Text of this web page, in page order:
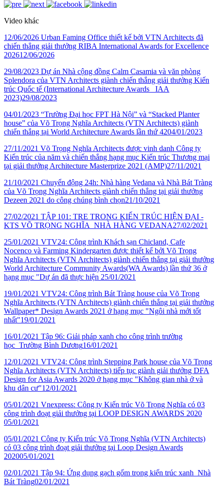
Video khác
12/06/2026 Urban Faming Office thiết kế bởi VTN Architects đã
chiến thẳng giải thưởng RIBA International Awards for Excellence
202612/06/2026
29/08/2023 Dự án Nhà cộng đồng Calm Casamia và văn phòng
Splendora của VTN Architects giành chiến thắng giải thưởng Kiến
trúc Quốc tế (International Architecture Awards _IAA
2023)29/08/2023
04/01/2023 “Trường Đại học FPT Hà Nội” và “Stacked Planter
house” của Võ Trọng Nghĩa Architects (VTN Architects) giành
chiến thắng tại World Architecture Awards lần thứ 4204/01/2023
27/11/2021 Võ Trọng Nghĩa Architects được vinh danh Công ty
Kiến trúc của năm và chiến thắng hạng mục Kiến trúc Thương mại
tại giải thưởng Architecture Masterprize 2021 (AMP)27/11/2021
21/10/2021 Chuyển động 24h: Nhà hàng Vedana và Nhà Bát Tràng
của Võ Trọng Nghĩa Architects giành chiến thắng tại giải thưởng
Dezeen 2021 do công chúng bình chọn21/10/2021
27/02/2021 TẬP 101: TRE TRONG KIẾN TRÚC HIỆN ĐẠI -
KTS VÕ TRỌNG NGHĨA_NHÀ HÀNG VEDANA27/02/2021
25/01/2021 VTV24: Công trình Khách sạn Chicland, Cafe
Nocenco và Farming Kindergarten được thiết kế bởi Võ Trọng
Nghĩa Architects (VTN Architects) giành chiến thắng tại giải thưởng
World Architecture Community Awards(WA Awards) lần thứ 36 ở
hạng mục "Dự án đã thực hiện 25/01/2021
19/01/2021 VTV24: Công trình Bát Tràng house của Võ Trọng
Nghĩa Architects (VTN Architects) giành chiến thắng tại giải thưởng
Wallpaper* Design Awards 2021 ở hạng mục "Ngôi nhà mới tốt
nhất"19/01/2021
16/01/2021 Tập 96: Giải pháp xanh cho công trình trường
học_Trường Bình Dương16/01/2021
12/01/2021 VTV24: Công trình Stepping Park house của Võ Trọng
Nghĩa Architects (VTN Architects) tiếp tục giành giải thưởng DFA
Design for Asia Awards 2020 ở hạng mục "Không gian nhà ở và
khu dân cư"12/01/2021
05/01/2021 Vnexpress: Công ty Kiến trúc Võ Trọng Nghĩa có 03
công trình đoạt giải thưởng tại LOOP DESIGN AWARDS 2020
05/01/2021
05/01/2021 Công ty Kiến trúc Võ Trọng Nghĩa (VTN Architects)
có 03 công trình đoạt giải thưởng tại Loop Design Awards
202005/01/2021
02/01/2021 Tập 94: Ứng dụng gạch gốm trong kiến trúc xanh_Nhà
Bát Tràng02/01/2021